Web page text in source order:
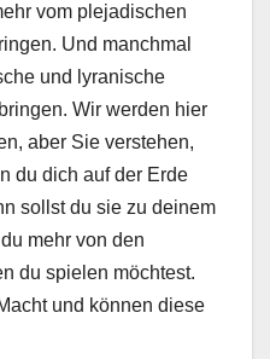
vom plejadischen
Und manchmal
und lyranische
Wir werden hier
aber Sie verstehen,
du dich auf der Erde
sollst du sie zu deinem
mehr von den
du spielen möchtest.
und können diese